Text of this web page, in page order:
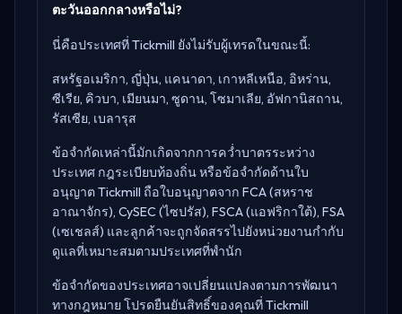
ตะวันออกกลางหรือไม่?
นี่คือประเทศที่ Tickmill ยังไม่รับผู้เทรดในขณะนี้:
สหรัฐอเมริกา, ญี่ปุ่น, แคนาดา, เกาหลีเหนือ, อิหร่าน,
ซีเรีย, คิวบา, เมียนมา, ซูดาน, โซมาเลีย, อัฟกานิสถาน,
รัสเซีย, เบลารุส
ข้อจำกัดเหล่านี้มักเกิดจากการคว่ำบาตรระหว่าง
ประเทศ กฎระเบียบท้องถิ่น หรือข้อจำกัดด้านใบ
อนุญาต Tickmill ถือใบอนุญาตจาก FCA (สหราช
อาณาจักร), CySEC (ไซปรัส), FSCA (แอฟริกาใต้), FSA
(เซเชลส์) และลูกค้าจะถูกจัดสรรไปยังหน่วยงานกำกับ
ดูแลที่เหมาะสมตามประเทศที่พำนัก
ข้อจำกัดของประเทศอาจเปลี่ยนแปลงตามการพัฒนา
ทางกฎหมาย โปรดยืนยันสิทธิ์ของคุณที่Tickmill